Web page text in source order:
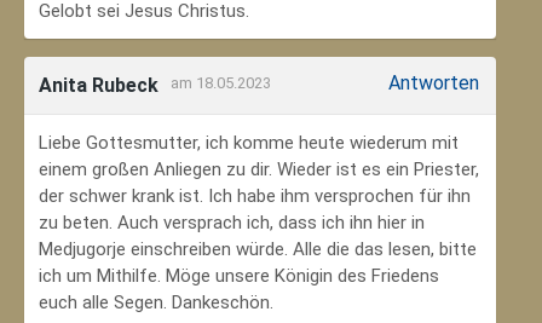
Gelobt sei Jesus Christus.
Anita Rubeck am 18.05.2023 Antworten
Liebe Gottesmutter, ich komme heute wiederum mit
einem großen Anliegen zu dir. Wieder ist es ein Priester,
der schwer krank ist. Ich habe ihm versprochen für ihn
zu beten. Auch versprach ich, dass ich ihn hier in
Medjugorje einschreiben würde. Alle die das lesen, bitte
ich um Mithilfe. Möge unsere Königin des Friedens
euch alle Segen. Dankeschön.